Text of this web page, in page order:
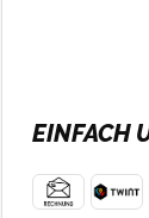
EINFACH